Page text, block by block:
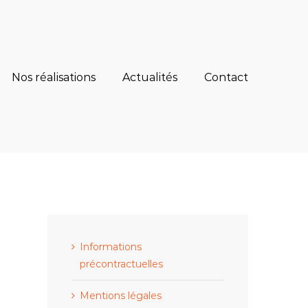
Nos réalisations Actualités Contact
Informations
précontractuelles
Mentions légales